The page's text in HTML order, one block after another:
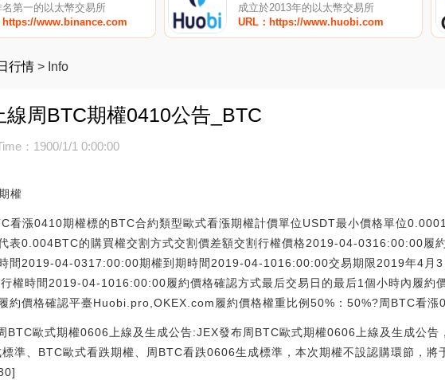
名第一的以太幣交易所
https://www.binance.com
成立於2013年的以太幣交易所
URL：https://www.huobi.com
行情 > Info
線周BTC期權0410公告_BTC
：1900/1/1 0:00:00
權
看漲0410期權標的BTC合約類型歐式看漲期權計價單位USDT最小價格單位
表0.004BTC的購買權交割方式交割價差額交割行權價格2019-04-0316:00:00履
間2019-04-0317:00:00期權到期時間2019-04-1016:00:00交易期限2019年4月
權時間2019-04-1016:00:00履約價格確認方式最后交易日的最后1個小時內履約
約價格確認平臺Huobi.pro,OKEX.com履約價格權重比例50%：50%?周BTC看漲
BTC歐式期權0606上線及生成公告:JEX發布周BTC歐式期權0606上線及生成公告
準、BTC歐式看跌期權、周BTC看跌0606生成標準，本次期權不設認購環節，將